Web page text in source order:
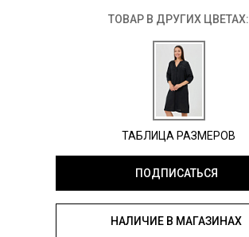
ТОВАР В ДРУГИХ ЦВЕТАХ:
ТАБЛИЦА РАЗМЕРОВ
ПОДПИСАТЬСЯ
НАЛИЧИЕ В МАГАЗИНАХ